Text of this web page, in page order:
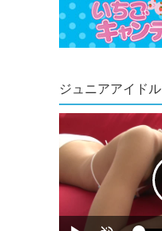
ジュニアアイドル